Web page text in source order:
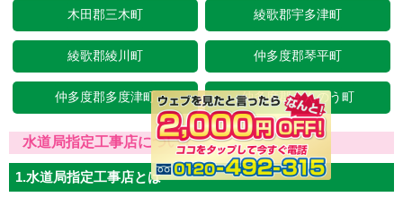
木田郡三木町 綾歌郡宇多津町
綾歌郡綾川町 仲多度郡琴平町
仲多度郡多度津町 仲多度郡まんのう町
水道局指定工事店について
1.水道局指定工事店とは